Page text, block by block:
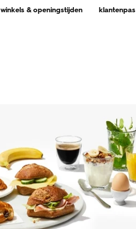
winkels & openingstijden klantenpas